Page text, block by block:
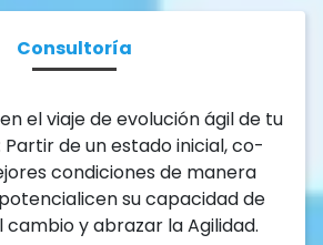
Consultoría
el viaje de evolución ágil de tu
de un estado inicial, co-
condiciones de manera
su capacidad de
y abrazar la Agilidad.